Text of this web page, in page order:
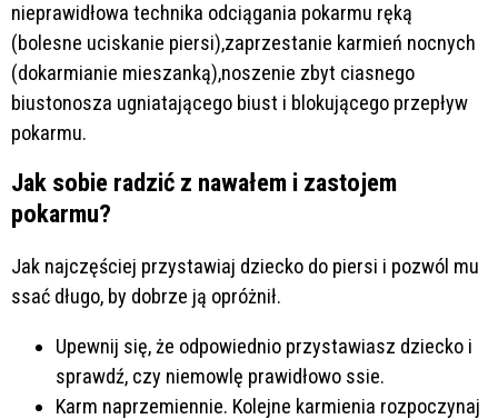
nieprawidłowa technika odciągania pokarmu ręką
(bolesne uciskanie piersi),zaprzestanie karmień nocnych
(dokarmianie mieszanką),noszenie zbyt ciasnego
biustonosza ugniatającego biust i blokującego przepływ
pokarmu.
Jak sobie radzić z nawałem i zastojem
pokarmu?
Jak najczęściej przystawiaj dziecko do piersi i pozwól mu
ssać długo, by dobrze ją opróżnił.
Upewnij się, że odpowiednio przystawiasz dziecko i
sprawdź, czy niemowlę prawidłowo ssie.
Karm naprzemiennie. Kolejne karmienia rozpoczynaj